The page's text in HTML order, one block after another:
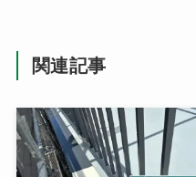
関連記事